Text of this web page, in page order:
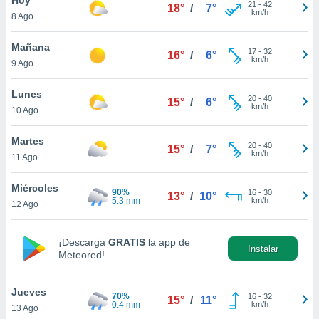
en
más
nuestra
de
aceptar
de
8 Ago
18° / 7° 21 - 42
km/h
Mañana
9 Ago
16° / 6° 17- 32
km/h
Lunes
10 Ago
15° / 6° 20- 40
km/h
Martes
11 Ago
15° / 7° 20- 40
km/h
Miércoles
12 Ago
90%
5.3 mm
13° / 10° 16- 30
km/h
¡Descarga GRATIS la app de
Meteored!
Instalar
Jueves
13 Ago
70%
0.4 mm
15° / 11° 16- 32
km/h